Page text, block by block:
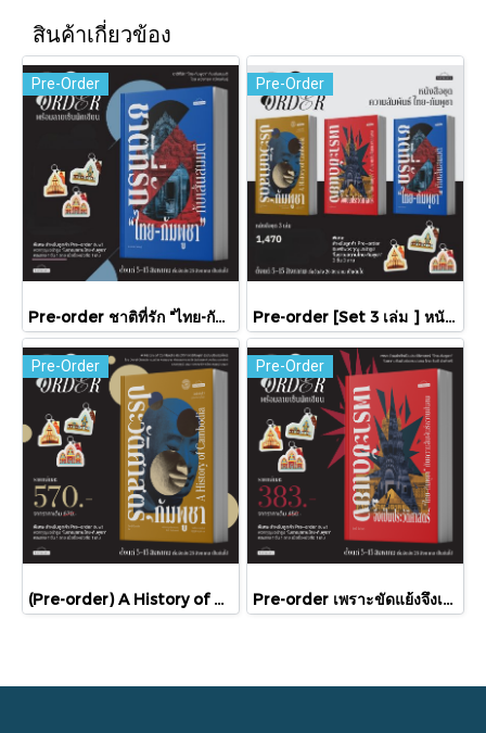
สินค้าเกี่ยวข้อง
Pre-Order
Pre-order ชาติที่รัก "ไทย-กัมพูชา" กับเส้นสมมติ / พวงทอง ภวัครพันธุ์ / มติชน
Pre-Order
Pre-order [Set 3 เล่ม ] หนังสือชุดความสัมพันธ์ "ไทย-กัมพูชา" / มติชน
Pre-Order
(Pre-order) A History of Cambodia ประวัติศาสตร์กัมพูชา (ฉบับปรับปรุงใหม่) / David Chandler / มติชน
Pre-Order
Pre-order เพราะขัดแย้งจึงเป็นประวัติศาสตร์ "ไทย-กัมพูชา" กับความสัมพันธ์หวานปนขม / มติชน